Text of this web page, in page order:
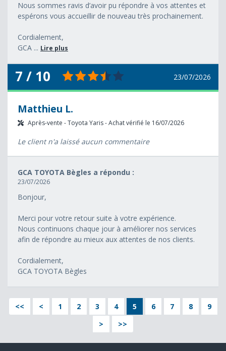
Nous sommes ravis d’avoir pu répondre à vos attentes et
espérons vous accueillir de nouveau très prochainement.
Cordialement,
GCA ... Lire plus
7 / 10 23/07/2026
Matthieu L.
Après-vente - Toyota Yaris - Achat vérifié le 16/07/2026
Le client n'a laissé aucun commentaire
GCA TOYOTA Bègles a répondu :
23/07/2026
Bonjour,
Merci pour votre retour suite à votre expérience.
Nous continuons chaque jour à améliorer nos services
afin de répondre au mieux aux attentes de nos clients.
Cordialement,
GCA TOYOTA Bègles
<< < 1 2 3 4 5 6 7 8
9
>
>>